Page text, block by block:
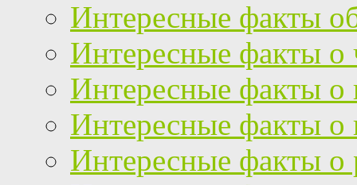
Интересные факты
Интересные факты о
Интересные факты о
Интересные факты о
Интересные факты о